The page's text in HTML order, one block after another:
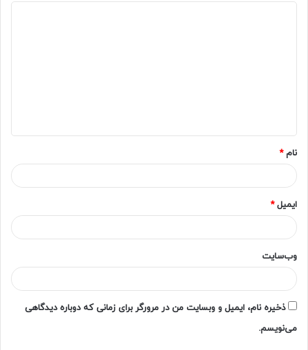
*
نام*
ایمیل*
وب‌سایت
ذخیره نام، ایمیل و وبسایت من در مرورگر برای زمانی که دوباره دیدگاهی
می‌نویسم.